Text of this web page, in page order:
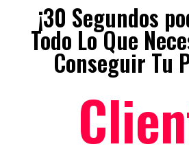
¡30 Segundos
Todo Lo Que
Conseguir Tu
Clien